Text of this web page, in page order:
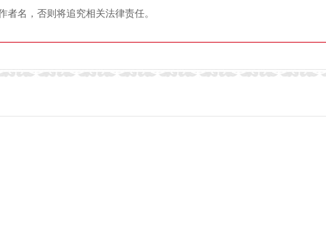
名，否则将追究相关法律责任。